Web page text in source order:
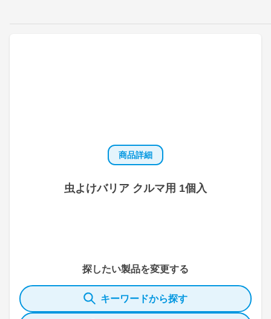
商品詳細
虫よけバリア クルマ用 1個入
探したい製品を変更する
キーワードから探す